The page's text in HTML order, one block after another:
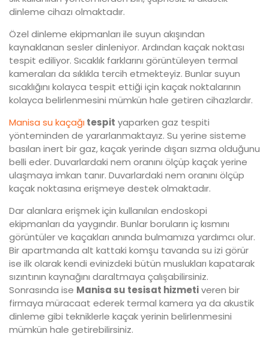
dinleme cihazı olmaktadır.
Özel dinleme ekipmanları ile suyun akışından
kaynaklanan sesler dinleniyor. Ardından kaçak noktası
tespit ediliyor. Sıcaklık farklarını görüntüleyen termal
kameraları da sıklıkla tercih etmekteyiz. Bunlar suyun
sıcaklığını kolayca tespit ettiği için kaçak noktalarının
kolayca belirlenmesini mümkün hale getiren cihazlardır.
Manisa su kaçağıtespit yaparken gaz tespiti
yönteminden de yararlanmaktayız. Su yerine sisteme
basılan inert bir gaz, kaçak yerinde dışarı sızma olduğunu
belli eder. Duvarlardaki nem oranını ölçüp kaçak yerine
ulaşmaya imkan tanır. Duvarlardaki nem oranını ölçüp
kaçak noktasına erişmeye destek olmaktadır.
Dar alanlara erişmek için kullanılan endoskopi
ekipmanları da yaygındır. Bunlar boruların iç kısmını
görüntüler ve kaçakları anında bulmamıza yardımcı olur.
Bir apartmanda alt kattaki komşu tavanda su izi görür
ise ilk olarak kendi evinizdeki bütün muslukları kapatarak
sızıntının kaynağını daraltmaya çalışabilirsiniz.
Sonrasında ise Manisa su tesisat hizmetiveren bir
firmaya müracaat ederek termal kamera ya da akustik
dinleme gibi tekniklerle kaçak yerinin belirlenmesini
mümkün hale getirebilirsiniz.